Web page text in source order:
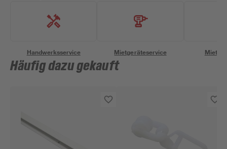
Handwerksservice Mietgeräteservice
Häufig dazu gekauft